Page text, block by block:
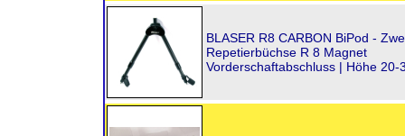
BLASER R8 CARBON BiPod -
Repetierbüchse R 8 Magnet
Vorderschaftabschluss | Höhe 20-